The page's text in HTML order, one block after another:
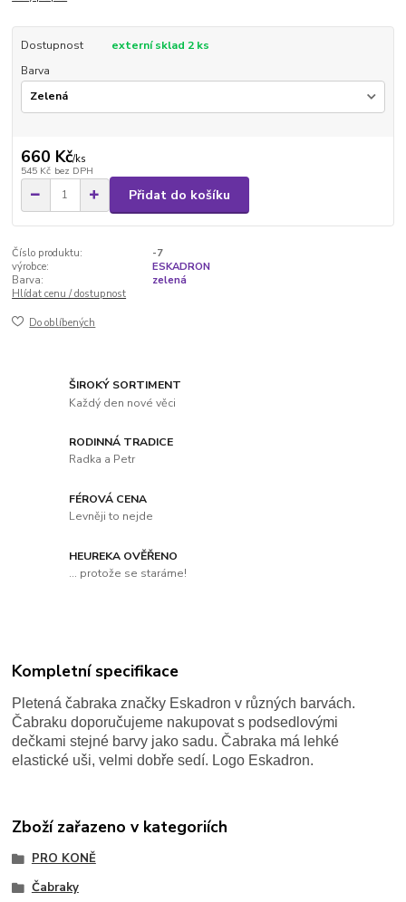
Dostupnost
externí sklad 2 ks
Barva
660 Kč/ks
545 Kč bez DPH
Přidat do košíku
Číslo produktu:
-7
výrobce:
ESKADRON
Barva:
zelená
Hlídat cenu / dostupnost
Do oblíbených
ŠIROKÝ SORTIMENT
Každý den nové věci
RODINNÁ TRADICE
Radka a Petr
FÉROVÁ CENA
Levněji to nejde
HEUREKA OVĚŘENO
... protože se staráme!
Kompletní specifikace
Pletená čabraka značky Eskadron v různých barvách.
Čabraku doporučujeme nakupovat s podsedlovými
dečkami stejné barvy jako sadu. Čabraka má lehké
elastické uši, velmi dobře sedí. Logo Eskadron.
Zboží zařazeno v kategoriích
PRO KONĚ
Čabraky